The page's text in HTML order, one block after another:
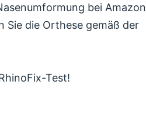
bei Amazon
Sie die Orthese gemäß der
Test!